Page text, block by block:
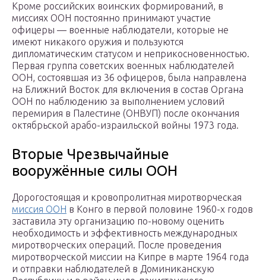
Кроме российских воинских формирований, в
миссиях ООН постоянно принимают участие
офицеры — военные наблюдатели, которые не
имеют никакого оружия и пользуются
дипломатическим статусом и неприкосновенностью.
Первая группа советских военных наблюдателей
ООН, состоявшая из 36 офицеров, была направлена
на Ближний Восток для включения в состав Органа
ООН по наблюдению за выполнением условий
перемирия в Палестине (ОНВУП) после окончания
октябрьской арабо-израильской войны 1973 года.
Вторые Чрезвычайные
вооружённые силы ООН
Дорогостоящая и кровопролитная миротворческая
миссия ООН в Конго в первой половине 1960-х годов
заставила эту организацию по-новому оценить
необходимость и эффективность международных
миротворческих операций. После проведения
миротворческой миссии на Кипре в марте 1964 года
и отправки наблюдателей в Доминиканскую